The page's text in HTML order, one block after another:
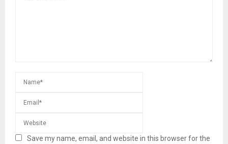
Save my name, email, and website in this browser for the